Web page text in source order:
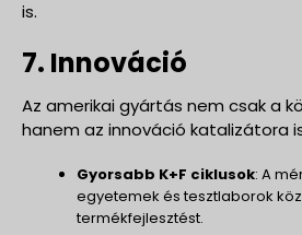
is.
7. Innováció
Az amerikai gyártás nem csak a
hanem az innováció katalizátora
Gyorsabb K+F ciklusok: A
egyetemek és tesztlaborok
termékfejlesztést.